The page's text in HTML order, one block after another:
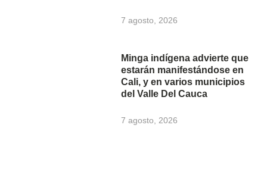
7 agosto, 2026
Minga indígena advierte que
estarán manifestándose en
Cali, y en varios municipios
del Valle Del Cauca
7 agosto, 2026